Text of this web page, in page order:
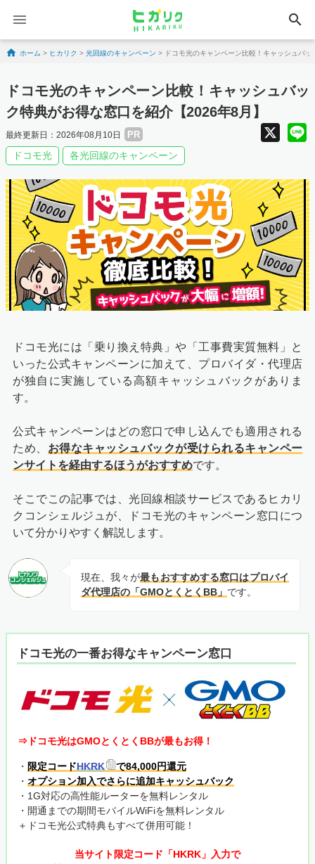
search
Skip to content
ホーム > ヒカリク > 光回線のキャンペーン > ドコモ光のキャンペーン比較！キャッシュバ
ドコモ光のキャンペーン比較！キャッシュバッ
ク特典がお得な窓口を紹介【2026年8月】
最終更新日：2026年08月10日 PR X
ドコモ光 各光回線のキャンペーン
ドコモ光には「乗り換え特典」や「工事費実質無料」と
いった公式キャンペーンに加えて、プロバイダ・代理店
が独自に実施している高額キャッシュバックがありま
す。
公式キャンペーンはどの窓口で申し込んでも適用される
ため、 お得なキャッシュバックが受けられるキャンペー
ンサイトを経由するほうがおすすめです。
そこでこの記事では、光回線相談サービスであるヒカリ
クコンシェルジュが、ドコモ光のキャンペーン窓口につ
いて分かりやすく解説します。
現在、我々が最もおすすめする窓口はプロバイ
ダ代理店の「GMOとくとくBB」 です。
ドコモ光の一番お得なキャンペーン窓口
⇒ドコモ光はGMOとくとくBBが最もお得！
・ 限定コードHKRK
で84,000円還元
・ オプション加入でさらに追加キャッシュバック
・1G対応の高性能ルーターを無料レンタル
・開通までの期間モバイルWiFiを無料レンタル
＋ドコモ光公式特典もすべて併用可能！
当サイト限定コード「HKRK」入力で